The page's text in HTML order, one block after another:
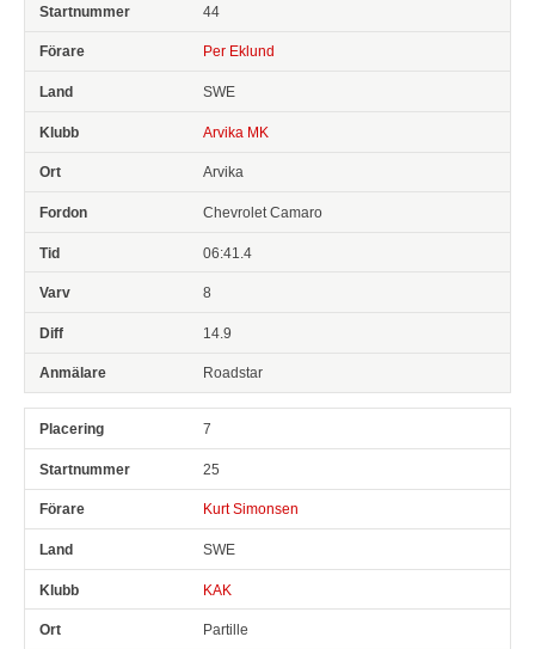
44
Per Eklund
SWE
Arvika MK
Arvika
Chevrolet Camaro
06:41.4
8
14.9
Roadstar
7
25
Kurt Simonsen
SWE
KAK
Partille